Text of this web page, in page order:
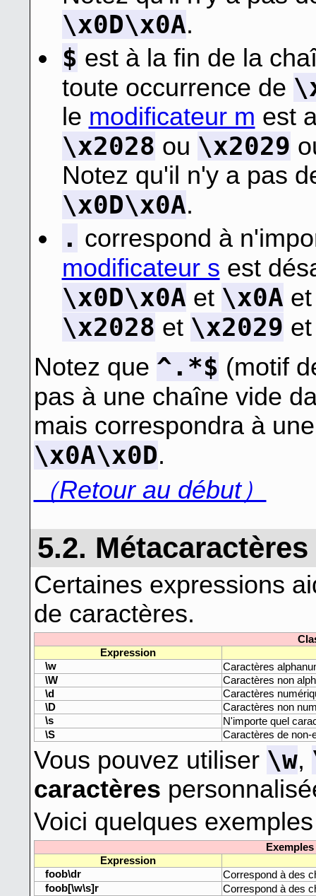
\x0D\x0A.
$ est à la fin de la
toute occurrence de
le modificateur m est
\x2028 ou \x2029
Notez qu'il n'y a pas
\x0D\x0A.
. correspond à
modificateur s est
\x0D\x0A et \x0A
\x2028 et \x2029
Notez que ^.*$ (motif
pas à une chaîne vide
mais correspondra à
\x0A\x0D.
（Retour au début）
5.2.
Certaines expressions
de caractères.
Expression
\w
Caractères
\W
Caractères non
\d
Caractères
\D
Caractères non
\s
N'importe quel
\S
Caractères de non-
Vous pouvez utiliser \w,
caractères
Voici quelques
Expression
foob\dr
Correspond à des
foob[\w\s]r
Correspond à des